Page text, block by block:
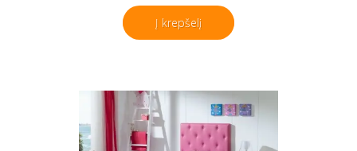
Į krepšelį